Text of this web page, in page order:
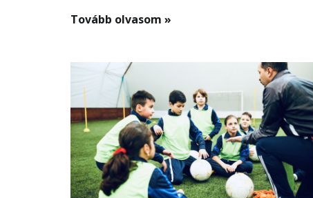
Tovább olvasom »